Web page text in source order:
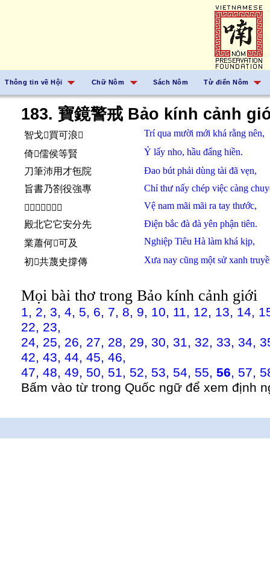
Thông tin về Hội Chữ Nôm Sách Nôm Từ điển Nôm
183. 寶鏡警戒 Bảo kính cảnh
智戈𱑕買可浪𢧚 Tríqua mười mới khá rằng nên,
倚𥙩儒侯等賢
Ỷ lấy nho, hầu đấng hiền.
刀筆沛用才㐌院
Đao bút phải dùng tài đã vẹn,
旨書乃劄役強專
Chỉ thư nấy chép việc càng
𧗱南買買囉𪮏𡱩
Vệ nam mãi mãi ra tay thước,
殿北它它安分先
Điện bắc đà đà yên phận tiên.
業蕭何𫜵可及
Nghiệp Tiêu Hà làm khá kịp,
初𫢩共蔑史撐傳
Xưa nay cũng một sử xanh
Mọi bài thơ trong Bảo kính cảnh giới
1, 2, 3, 4, 5, 6, 7, 8, 9, 10, 11, 12, 13, 14,
22, 23,
24, 25, 26, 27, 28, 29, 30, 31, 32, 33, 34,
42, 43, 44, 45, 46,
47, 48, 49, 50, 51, 52, 53, 54, 55, 56, 57,
Bấm vào từ trong Quốc ngữ để xem định